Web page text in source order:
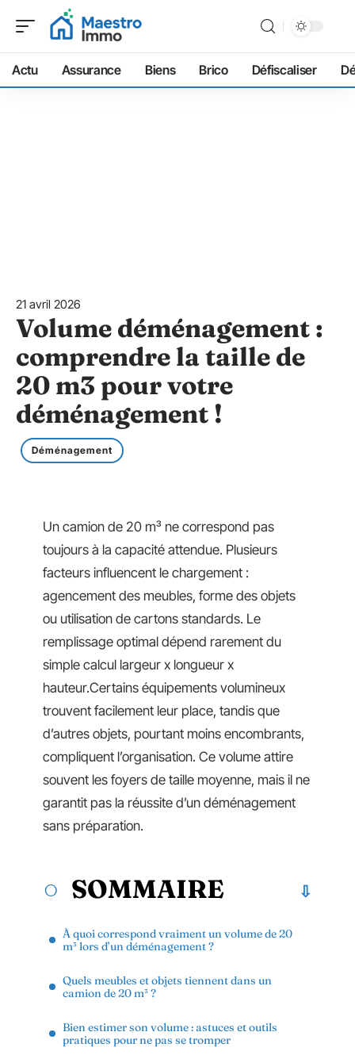
Actu Assurance Biens Brico Défiscaliser
21 avril 2026
Volume déménagement :
comprendre la taille de
20 m3 pour votre
déménagement !
Déménagement
Un camion de 20 m³ ne correspond pas
toujours à la capacité attendue. Plusieurs
facteurs influencent le chargement :
agencement des meubles, forme des objets
ou utilisation de cartons standards. Le
remplissage optimal dépend rarement du
simple calcul largeur x longueur x
hauteur.Certains équipements volumineux
trouvent facilement leur place, tandis que
d’autres objets, pourtant moins encombrants,
compliquent l’organisation. Ce volume attire
souvent les foyers de taille moyenne, mais il ne
garantit pas la réussite d’un déménagement
sans préparation.
SOMMAIRE
À quoi correspond vraiment un volume de 20
m³ lors d’un déménagement ?
Quels meubles et objets tiennent dans un
camion de 20 m³ ?
Bien estimer son volume : astuces et outils
pratiques pour ne pas se tromper